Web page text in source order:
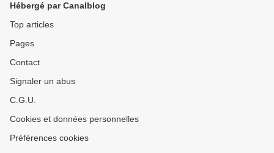
Hébergé par Canalblog
Top articles
Pages
Contact
Signaler un abus
C.G.U.
Cookies et données personnelles
Préférences cookies